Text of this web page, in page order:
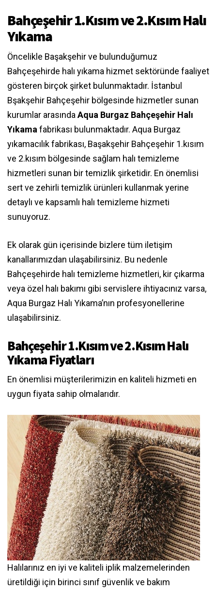
Bahçeşehir 1.Kısım ve 2.Kısım Halı
Yıkama
Öncelikle Başakşehir ve bulunduğumuz
Bahçeşehirde halı yıkama hizmet sektöründe faaliyet
gösteren birçok şirket bulunmaktadır. İstanbul
Bşakşehir Bahçeşehir bölgesinde hizmetler sunan
kurumlar arasında Aqua Burgaz Bahçeşehir Halı
Yıkama fabrikası bulunmaktadır. Aqua Burgaz
yıkamacılık fabrikası, Başakşehir Bahçeşehir 1.kısım
ve 2.kısım bölgesinde sağlam halı temizleme
hizmetleri sunan bir temizlik şirketidir. En önemlisi
sert ve zehirli temizlik ürünleri kullanmak yerine
detaylı ve kapsamlı halı temizleme hizmeti
sunuyoruz.
Ek olarak gün içerisinde bizlere tüm iletişim
kanallarımızdan ulaşabilirsiniz. Bu nedenle
Bahçeşehirde halı temizleme hizmetleri, kir çıkarma
veya özel halı bakımı gibi servislere ihtiyacınız varsa,
Aqua Burgaz Halı Yıkama’nın profesyonellerine
ulaşabilirsiniz.
Bahçeşehir 1.Kısım ve 2.Kısım Halı
Yıkama Fiyatları
En önemlisi müşterilerimizin en kaliteli hizmeti en
uygun fiyata sahip olmalarıdır.
Halılarınız en iyi ve kaliteli iplik malzemelerinden
üretildiği için birinci sınıf güvenlik ve bakım